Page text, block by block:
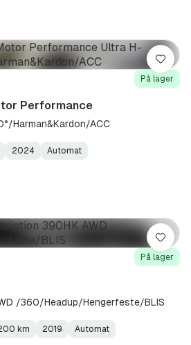
På lager
Performance
Harman&Kardon/ACC
2024
Automat
Lagre
På lager
/360/Headup/Hengerfeste/BLIS
200 km 2019
Automat
Lagre